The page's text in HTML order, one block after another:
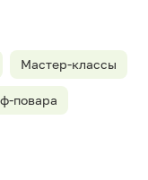
Мастер-классы
повара